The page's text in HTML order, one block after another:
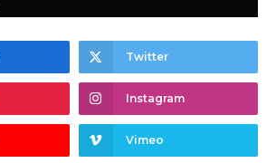
Twitter
Instagram
Vimeo